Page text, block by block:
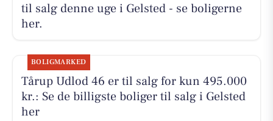
til salg denne uge i Gelsted - se boligerne
her.
BOLIGMARKED
Tårup Udlod 46 er til salg for kun 495.000
kr.: Se de billigste boliger til salg i Gelsted
her